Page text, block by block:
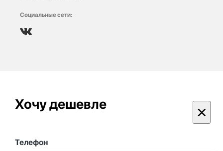
Социальные сети:
Хочу дешевле ×
Телефон